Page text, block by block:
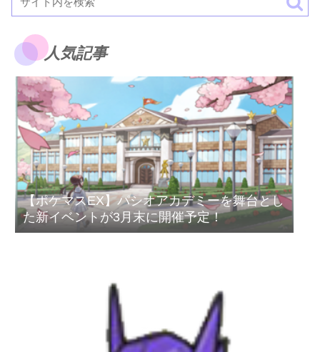
人気記事
【ポケマスEX】パシオアカデミーを舞台とし
た新イベントが3月末に開催予定！